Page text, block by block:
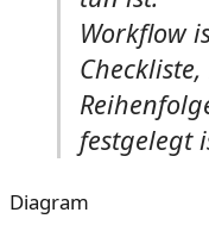
Workflow
festgelegt
Diagram